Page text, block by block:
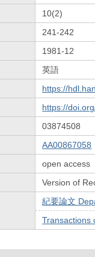
10(2)
241-242
1981-12
英語
https://
https://
03874508
AA00867058
open access
Version of
紀要論文
Transactions